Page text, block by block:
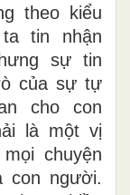
theo kiểu
tin nhận
sự tin
của sự tự
cho con
là một vị
chuyện
con người.